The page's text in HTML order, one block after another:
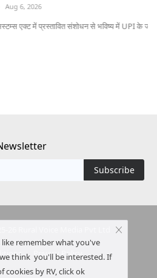
संशोधन से भविष्य में UPI के जीरो...
Subscribe
Privacy Policy
remember what you've
think you'll be interested. If
by RV, click ok